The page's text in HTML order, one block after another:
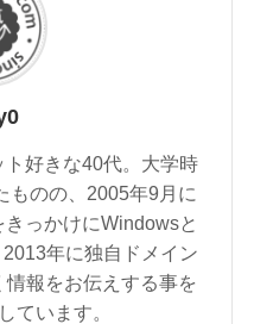
好きな40代。大学時
ものの、2005年9月に
っかけにWindowsと
年に独自ドメイン
報をお伝えする事を
ています。